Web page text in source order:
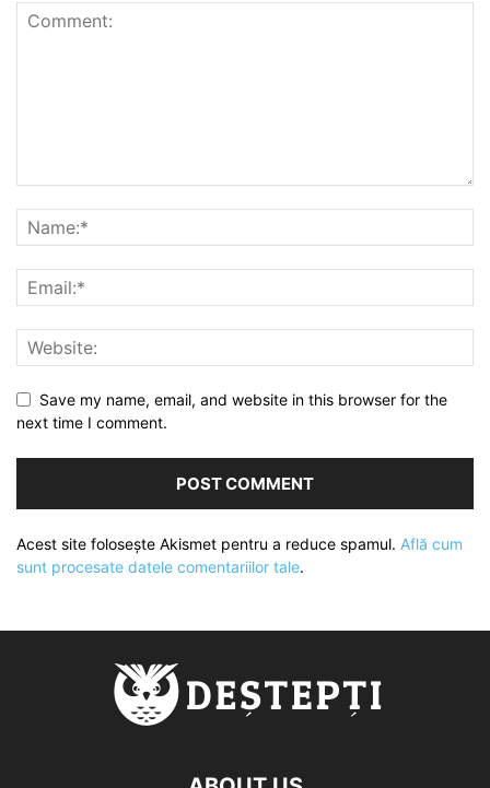
Save my name, email, and website in this browser for the
next time I comment.
Acest site folosește Akismet pentru a reduce spamul. Află cum
sunt procesate datele comentariilor tale.